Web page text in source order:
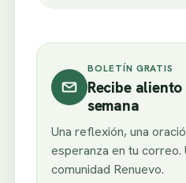
BOLETÍN GRATIS
Recibe
semana
Una reflexión, una
esperanza en tu correo.
comunidad Renuevo.